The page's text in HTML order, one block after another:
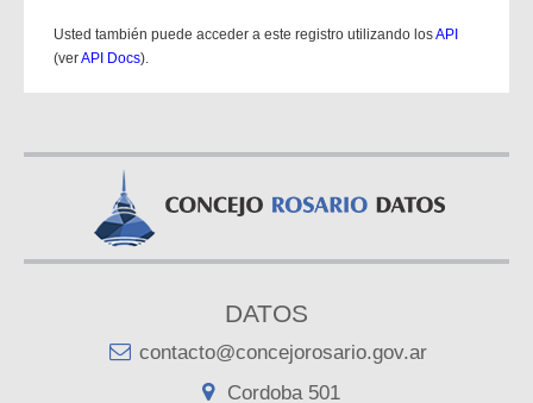
Usted también puede acceder a este registro utilizando losAPI
(verAPI Docs).
DATOS
contacto@concejorosario.gov.ar
Cordoba 501